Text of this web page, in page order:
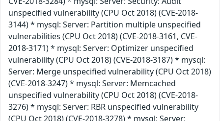
unspecified vulnerability (CPU Oct 2018) (CVE-2018-
3144) * mysql: Server: Partition multiple unspecified
vulnerabilities (CPU Oct 2018) (CVE-2018-3161, CVE-
2018-3171) * mysql: Server: Optimizer unspecified
vulnerability (CPU Oct 2018) (CVE-2018-3187) * mysql:
Server: Merge unspecified vulnerability (CPU Oct 2018)
(CVE-2018-3247) * mysql: Server: Memcached
unspecified vulnerability (CPU Oct 2018) (CVE-2018-
3276) * mysql: Server: RBR unspecified vulnerability
(CPU Oct 2018) (CVE-2018-3278) * mysql: Server: